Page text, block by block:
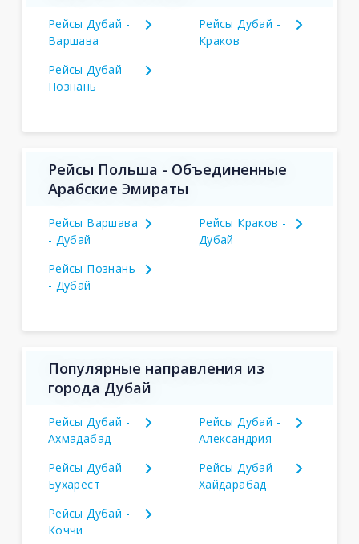
Рейсы Дубай -
Варшава
Рейсы Дубай -
Краков
Рейсы Дубай -
Познань
Рейсы Польша - Объединенные
Арабские Эмираты
Рейсы Варшава
- Дубай
Рейсы Краков -
Дубай
Рейсы Познань
- Дубай
Популярные направления из
города Дубай
Рейсы Дубай -
Ахмадабад
Рейсы Дубай -
Александрия
Рейсы Дубай -
Бухарест
Рейсы Дубай -
Хайдарабад
Рейсы Дубай -
Коччи